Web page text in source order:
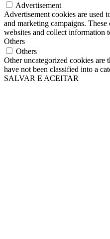
Advertisement
Advertisement cookies are used
and marketing campaigns.
websites and collect information
Others
Others
Other uncategorized cookies are
have not been classified into a
SALVAR E ACEITAR